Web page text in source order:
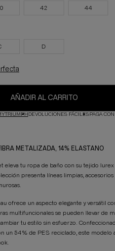
42 44
D
AÑADIR AL CARRITO
DEVOLUCIONES FÁCILESPAGA
METALIZADA, 14% ELASTANO
eleva tu ropa de baño con su tejido
presenta líneas limpias,
ofrece un aspecto elegante y versátil
multifuncionales se pueden llevar de
tu estilo sin esfuerzo.
un 54% de PES reciclado, este modelo